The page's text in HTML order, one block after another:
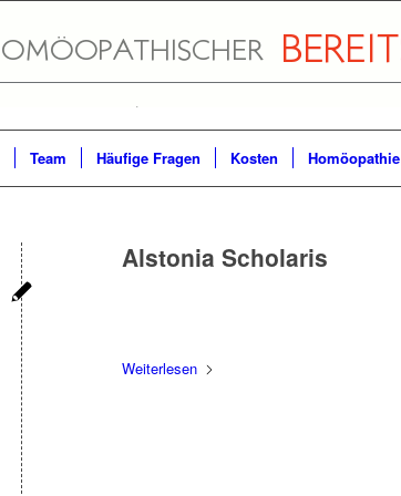
Team Häufige Fragen Kosten Homöopathie
Alstonia Scholaris
Weiterlesen